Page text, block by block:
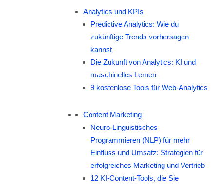
Analytics und KPIs
Predictive Analytics: Wie du
zukünftige Trends vorhersagen
kannst
Die Zukunft von Analytics: KI und
maschinelles Lernen
9 kostenlose Tools für Web-Analytics
Content Marketing
Neuro-Linguistisches
Programmieren (NLP) für mehr
Einfluss und Umsatz: Strategien für
erfolgreiches Marketing und Vertrieb
12 KI-Content-Tools, die Sie